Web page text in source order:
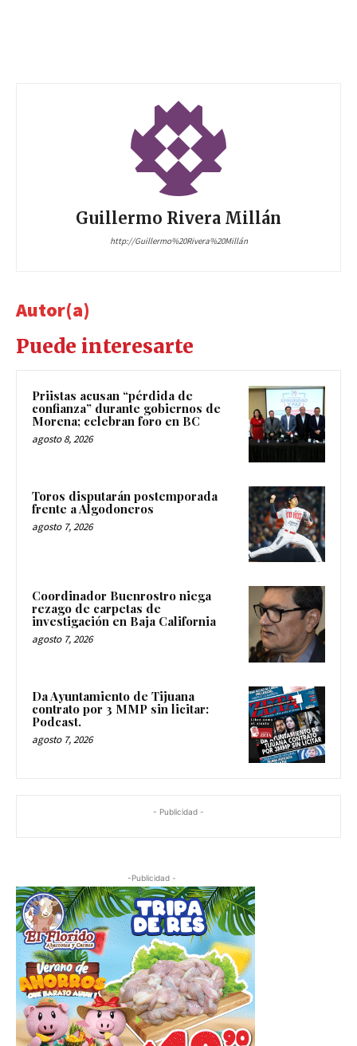
Guillermo Rivera Millán
http://Guillermo%20Rivera%20Millán
Autor(a)
Puede interesarte
Priistas acusan “pérdida de
confianza” durante gobiernos de
Morena; celebran foro en BC
agosto 8, 2026
Toros disputarán postemporada
frente a Algodoneros
agosto 7, 2026
Coordinador Buenrostro niega
rezago de carpetas de
investigación en Baja California
agosto 7, 2026
Da Ayuntamiento de Tijuana
contrato por 3 MMP sin licitar:
Podcast.
agosto 7, 2026
- Publicidad -
-Publicidad -